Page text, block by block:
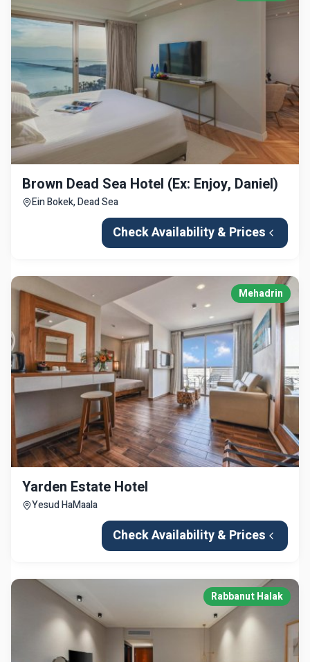
Brown Dead Sea Hotel (Ex: Enjoy, Daniel)
Ein Bokek, Dead Sea
Check Availability & Prices
Mehadrin
Yarden Estate Hotel
Yesud HaMaala
Check Availability & Prices
Rabbanut Halak